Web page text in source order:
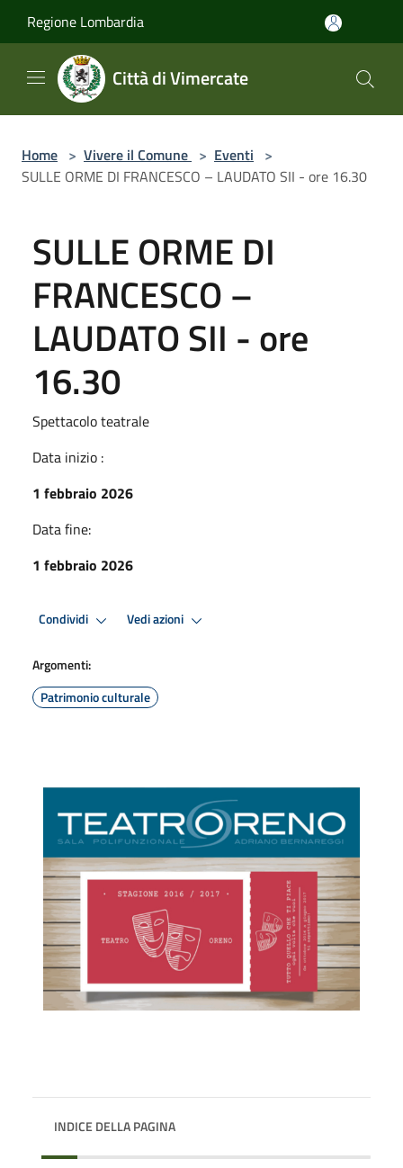
Regione Lombardia
Città di Vimercate
Home > Vivere il Comune > Eventi >
SULLE ORME DI FRANCESCO – LAUDATO SII - ore 16.30
SULLE ORME DI
FRANCESCO –
LAUDATO SII - ore
16.30
Spettacolo teatrale
Data inizio :
1 febbraio 2026
Data fine:
1 febbraio 2026
Condividi Vedi azioni
Argomenti:
Patrimonio culturale
INDICE DELLA PAGINA